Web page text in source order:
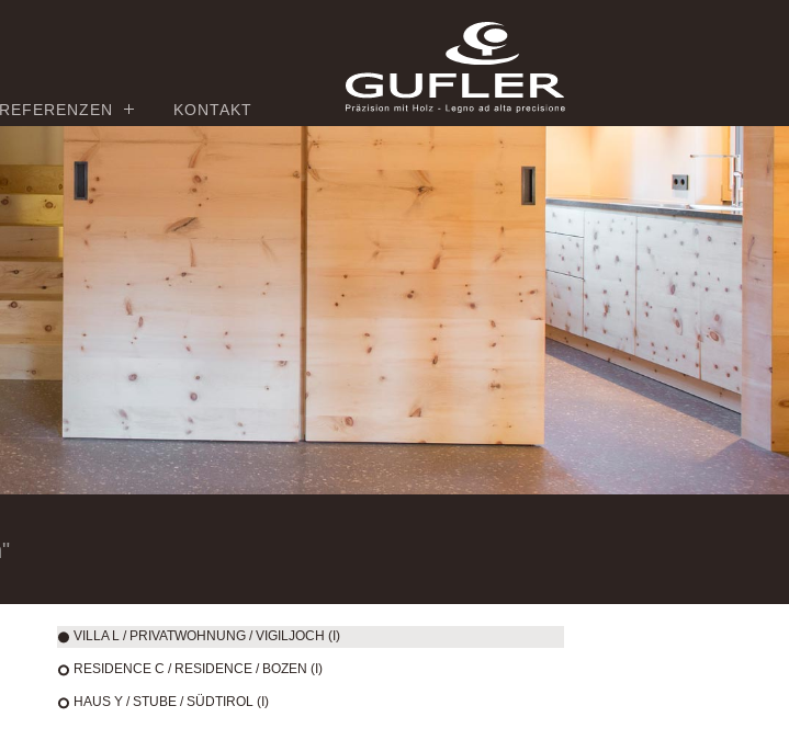
REFERENZEN KONTAKT
VILLA L / PRIVATWOHNUNG / VIGILJOCH (I)
RESIDENCE C / RESIDENCE / BOZEN (I)
HAUS Y / STUBE / SÜDTIROL (I)